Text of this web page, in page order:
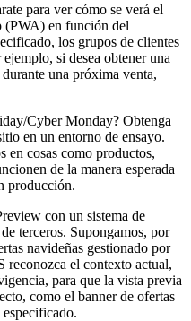
para ver cómo se verá el
(PWA) en función del
los grupos de clientes
si desea obtener una
una próxima venta,
Cyber Monday? Obtenga
en un entorno de ensayo.
en cosas como productos,
de la manera esperada
producción.
con un sistema de
terceros. Supongamos, por
navideñas gestionado por
el contexto actual,
para que la vista previa
como el banner de ofertas